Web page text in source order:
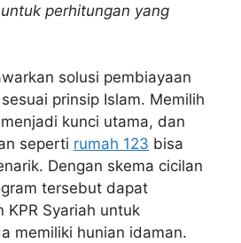
perhitungan yang
solusi pembiayaan
prinsip Islam. Memilih
kunci utama, dan
seperti rumah 123 bisa
Dengan skema cicilan
tersebut dapat
KPR Syariah untuk
memiliki hunian idaman.